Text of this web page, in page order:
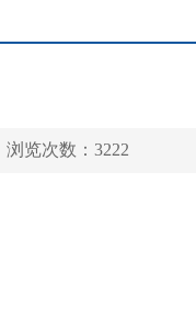
浏览次数：3222